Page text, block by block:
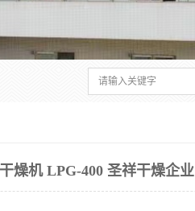
燥机 LPG-400 圣祥干燥企业